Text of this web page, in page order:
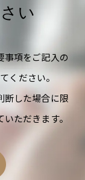
い
事項をご記入の
ください。
断した場合に限
ただきます。